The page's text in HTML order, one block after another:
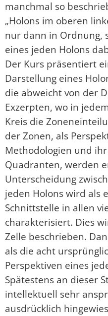
manchmal so
„Holons im oberen
nur dann in Ordnung,
eines jeden Holons
Der Kurs präsentiert
Darstellung eines
die abweicht von der
Exzerpten, wo in
Kreis die
der Zonen, als
Methodologien und ihr
Quadranten, werden
Unterscheidung
jeden Holons wird als
Schnittstelle in allen
charakterisiert. Dies
Zelle beschrieben.
als die acht
Perspektiven eines
Spätestens an dieser
intellektuell sehr
ausdrücklich